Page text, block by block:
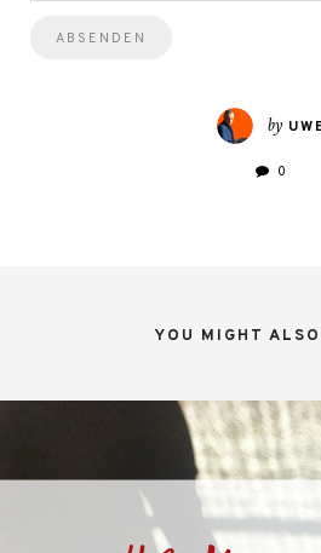
by
0
YOU MIGHT